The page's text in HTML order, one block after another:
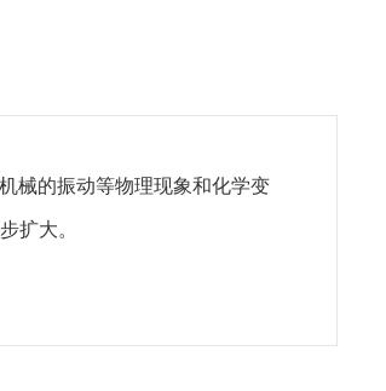
械的振动等物理现象和化学变
扩大。